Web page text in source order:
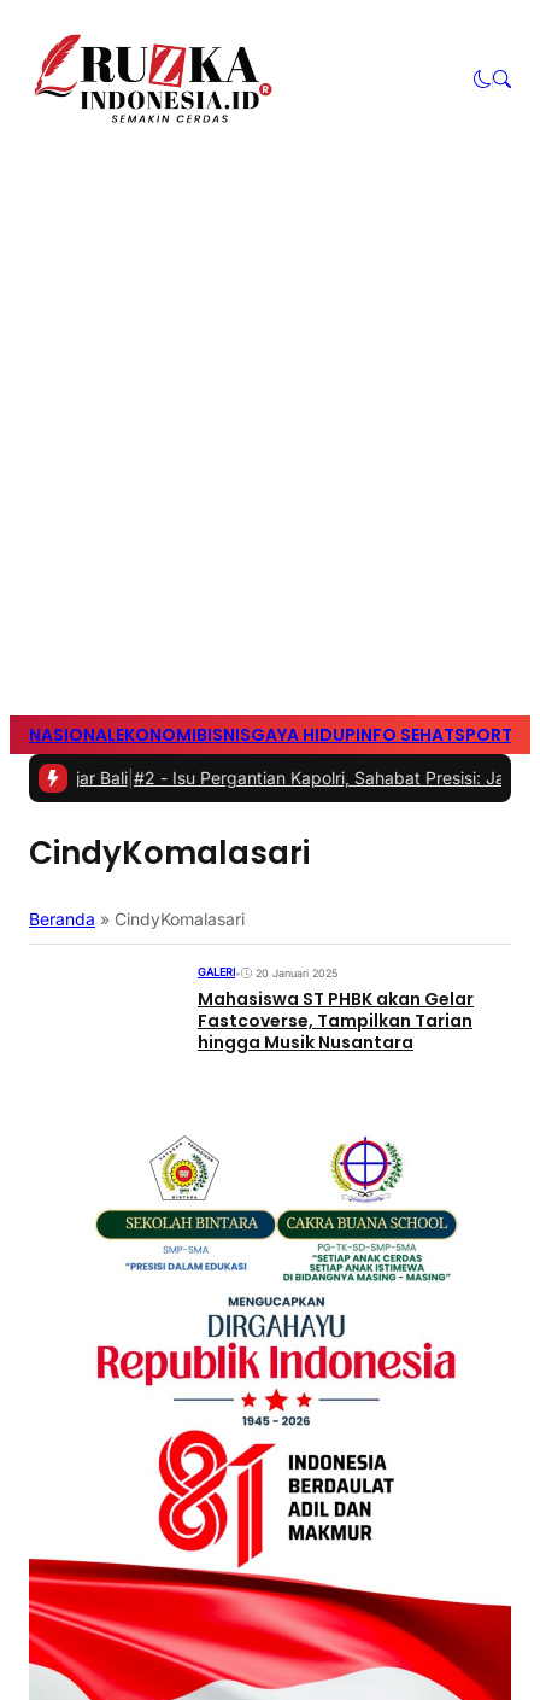
NASIONALEKONOMIBISNISGAYA HIDUPINFO SEHATSPORTS
Bali| #2 -Isu Pergantian Kapolri, Sahabat Presisi: Jangan
CindyKomalasari
Beranda » CindyKomalasari
GALERI• 20 Januari 2025
Mahasiswa ST PHBK akan Gelar
Fastcoverse, Tampilkan Tarian
hingga Musik Nusantara